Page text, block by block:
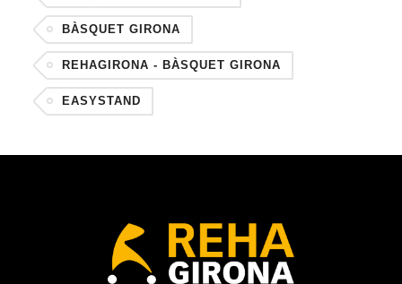
BÀSQUET GIRONA
REHAGIRONA - BÀSQUET GIRONA
EASYSTAND